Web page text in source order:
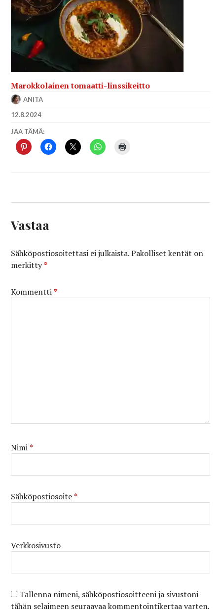
Marokkolainen tomaatti-linssikeitto
ANITA
12.8.2024
JAA TÄMÄ:
Vastaa
Sähköpostiosoitettasi ei julkaista. Pakolliset kentät on
merkitty*
Kommentti*
Nimi*
Sähköpostiosoite*
Verkkosivusto
Tallenna nimeni, sähköpostiosoitteeni ja sivustoni
tähän selaimeen seuraavaa kommentointikertaa varten.